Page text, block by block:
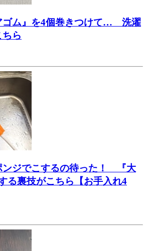
ゴム』を4個巻きつけて… 洗濯
ら
ンジでこするの待った！ 『大
る裏技がこちら【お手入れ4